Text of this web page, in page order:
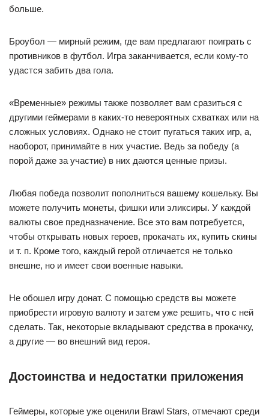
больше.
Броубол — мирный режим, где вам предлагают поиграть с
противников в футбол. Игра заканчивается, если кому-то
удастся забить два гола.
«Временные» режимы также позволяет вам сразиться с
другими геймерами в каких-то невероятных схватках или на
сложных условиях. Однако не стоит пугаться таких игр, а,
наоборот, принимайте в них участие. Ведь за победу (а
порой даже за участие) в них даются ценные призы.
Любая победа позволит пополниться вашему кошельку. Вы
можете получить монеты, фишки или эликсиры. У каждой
валюты свое предназначение. Все это вам потребуется,
чтобы открывать новых героев, прокачать их, купить скины
и т. п. Кроме того, каждый герой отличается не только
внешне, но и имеет свои военные навыки.
Не обошел игру донат. С помощью средств вы можете
приобрести игровую валюту и затем уже решить, что с ней
сделать. Так, некоторые вкладывают средства в прокачку,
а другие — во внешний вид героя.
Достоинства и недостатки приложения
Геймеры, которые уже оценили Brawl Stars, отмечают среди